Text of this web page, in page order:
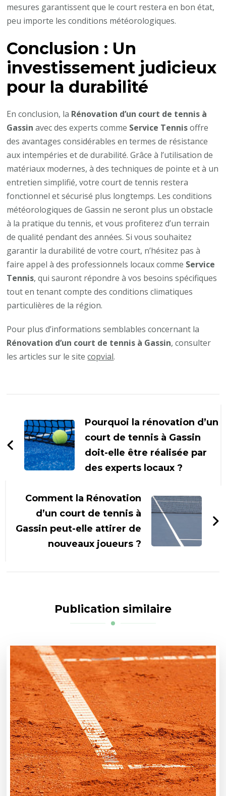
mesures garantissent que le court restera en bon état,
peu importe les conditions météorologiques.
Conclusion : Un
investissement judicieux
pour la durabilité
En conclusion, la Rénovation d’un court de tennis à
Gassin avec des experts comme Service Tennisoffre
des avantages considérables en termes de résistance
aux intempéries et de durabilité. Grâce à l’utilisation de
matériaux modernes, à des techniques de pointe et à un
entretien simplifié, votre court de tennis restera
fonctionnel et sécurisé plus longtemps. Les conditions
météorologiques de Gassin ne seront plus un obstacle
à la pratique du tennis, et vous profiterez d’un terrain
de qualité pendant des années. Si vous souhaitez
garantir la durabilité de votre court, n’hésitez pas à
faire appel à des professionnels locaux comme Service
Tennis, qui sauront répondre à vos besoins spécifiques
tout en tenant compte des conditions climatiques
particulières de la région.
Pour plus d’informations semblables concernant la
Rénovation d’un court de tennis à Gassin, consulter
les articles sur le sitecopvial.
d'article
Pourquoi la rénovation d’un
court de tennis à Gassin
doit-elle être réalisée par
des experts locaux ?
Comment la Rénovation
d’un court de tennis à
Gassin peut-elle attirer de
nouveaux joueurs ?
Publication similaire